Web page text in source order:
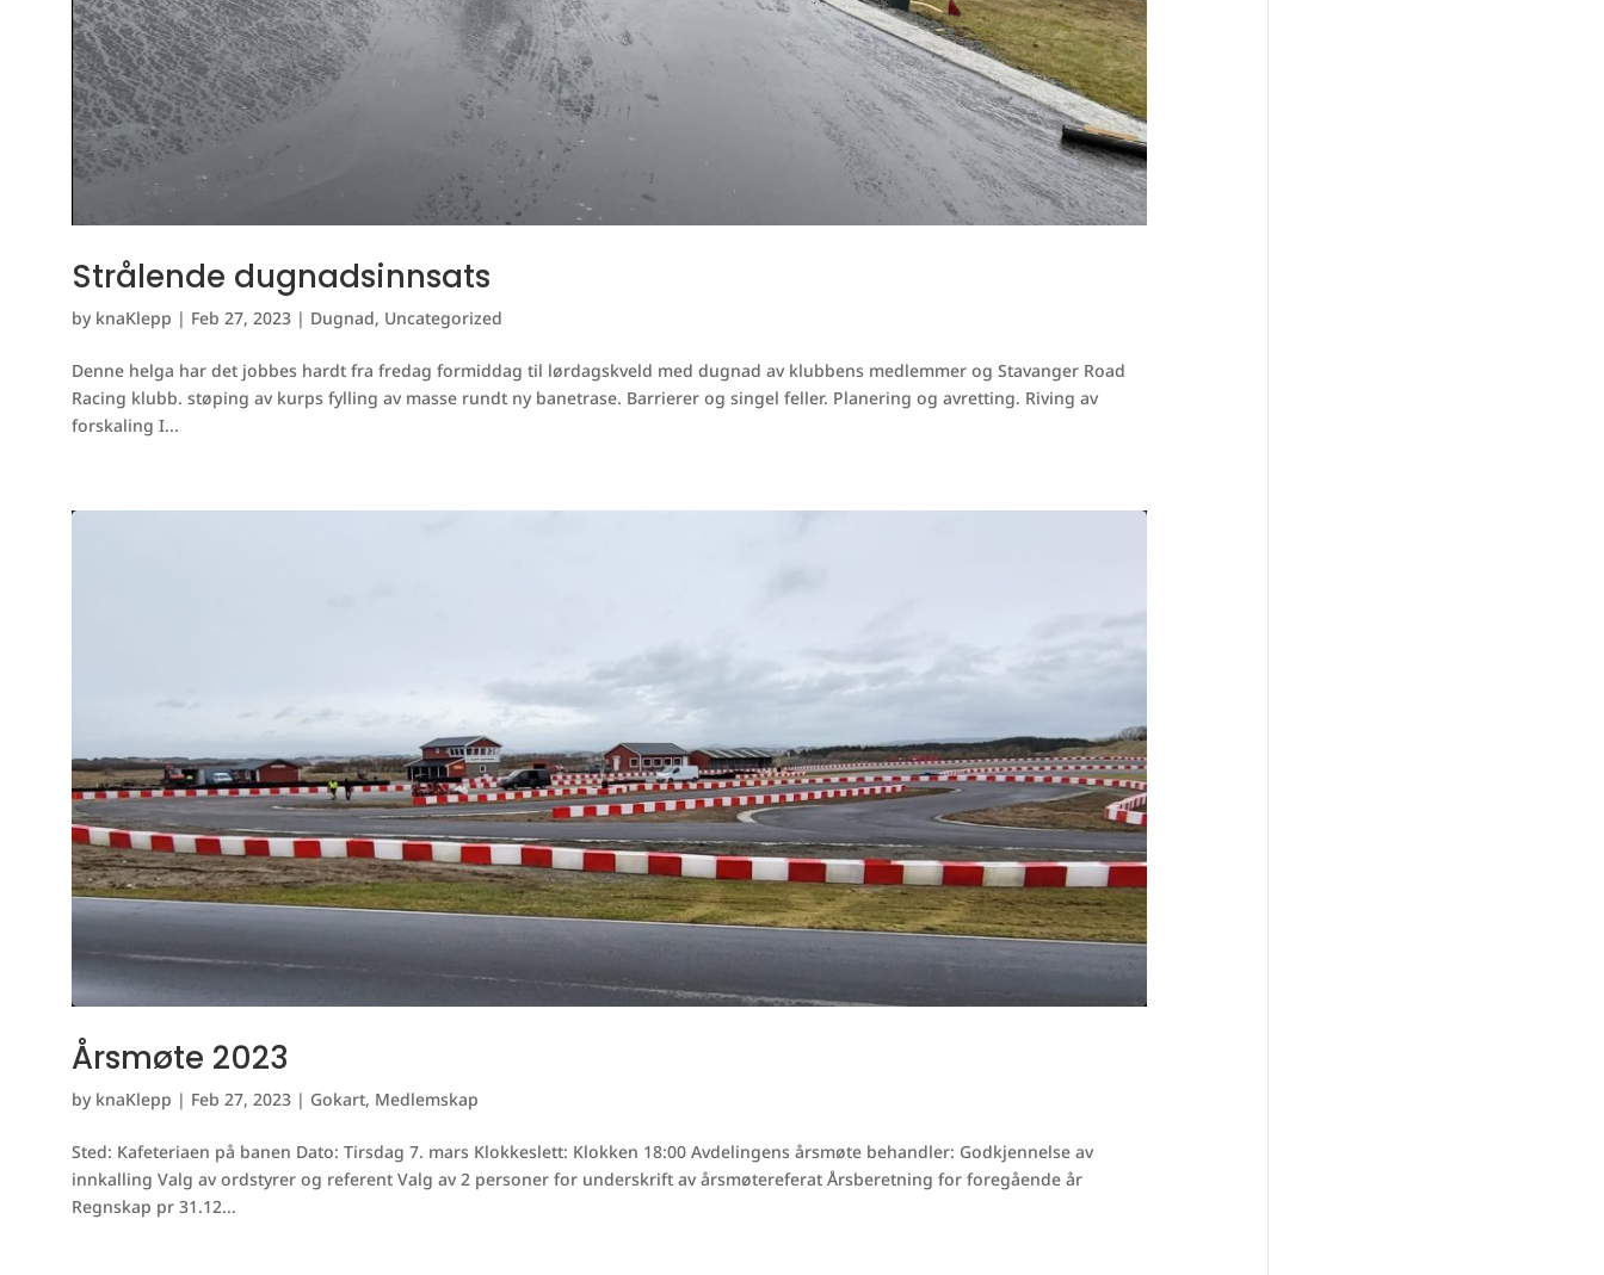
Strålende dugnadsinnsats
by knaKlepp | Feb 27, 2023 | Dugnad, Uncategorized
Denne helga har det jobbes hardt fra fredag formiddag til lørdagskveld med dugnad av klubbens medlemmer og Stavanger Road
Racing klubb. støping av kurps fylling av masse rundt ny banetrase. Barrierer og singel feller. Planering og avretting. Riving av
forskaling I...
Årsmøte 2023
by knaKlepp | Feb 27, 2023 | Gokart, Medlemskap
Sted: Kafeteriaen på banen Dato: Tirsdag 7. mars Klokkeslett: Klokken 18:00 Avdelingens årsmøte behandler: Godkjennelse av
innkalling Valg av ordstyrer og referent Valg av 2 personer for underskrift av årsmøtereferat Årsberetning for foregående år
Regnskap pr 31.12...